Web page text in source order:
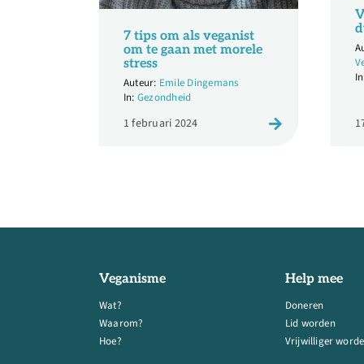
7 tips om als veganist
om te gaan met morele
stress
Emile Dingemans
Gezondheid
1 februari 2024
Veganisme
Wat?
Waarom?
Hoe?
Help mee
Doneren
Lid worden
Vrijwilliger